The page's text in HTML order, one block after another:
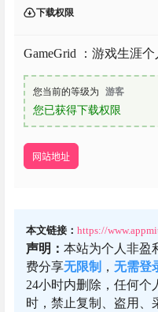
下载权限
GameGrid ：游戏生涯
您当前的等级为 游客
您已获得下载权限
网站地址
本文链接： https://
声明： 本站为个人非盈
费分享无限制 ， 无需登
24小时内删除，任何个
时，禁止复制、盗用、